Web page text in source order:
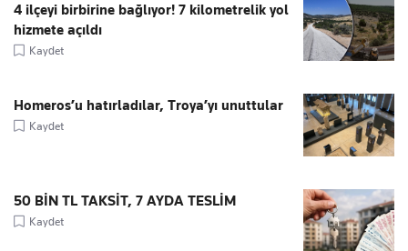
4 ilçeyi birbirine bağlıyor! 7 kilometrelik yol
hizmete açıldı
Kaydet
Homeros’u hatırladılar, Troya’yı unuttular
Kaydet
50 BİN TL TAKSİT, 7 AYDA TESLİM
Kaydet